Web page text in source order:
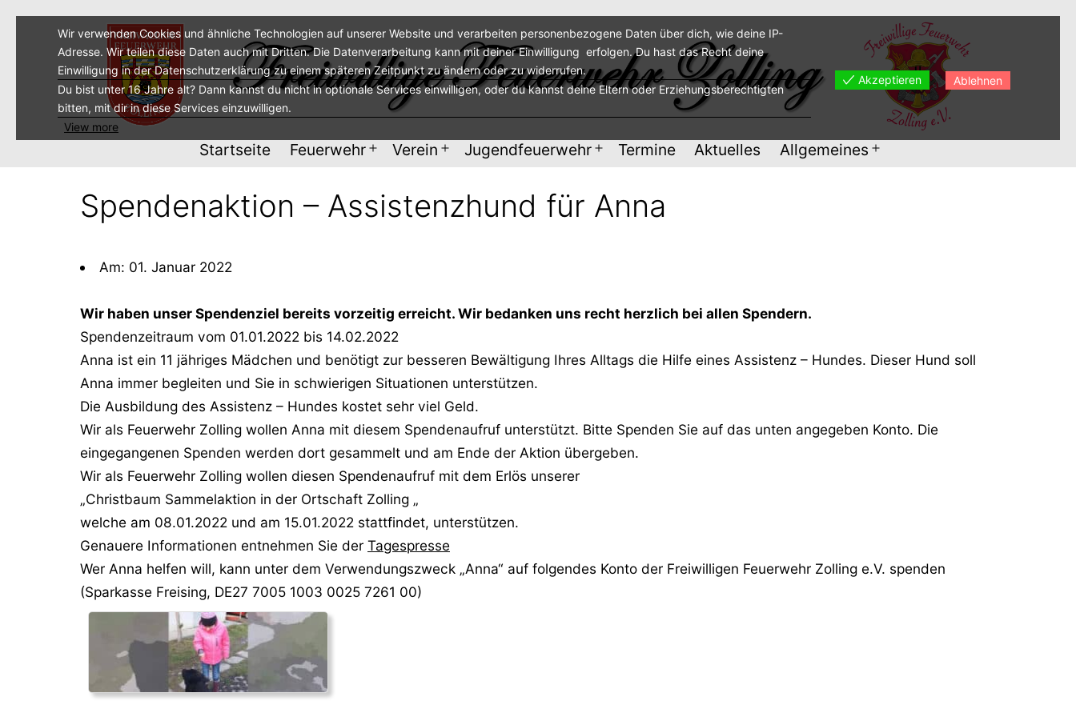
Startseite Feuerwehr MenüVerein MenüJugendfeuerwehr MenüTermine Aktuelles Allgemeines Menü
Spendenaktion – Assistenzhund für Anna
Am: 01. Januar 2022
Wir haben unser Spendenziel bereits vorzeitig erreicht. Wir bedanken uns recht herzlich bei allen Spendern.
Spendenzeitraum vom 01.01.2022 bis 14.02.2022
Anna ist ein 11 jähriges Mädchen und benötigt zur besseren Bewältigung Ihres Alltags die Hilfe eines Assistenz – Hundes. Dieser Hund soll
Anna immer begleiten und Sie in schwierigen Situationen unterstützen.
Die Ausbildung des Assistenz – Hundes kostet sehr viel Geld.
Wir als Feuerwehr Zolling wollen Anna mit diesem Spendenaufruf unterstützt. Bitte Spenden Sie auf das unten angegeben Konto. Die
eingegangenen Spenden werden dort gesammelt und am Ende der Aktion übergeben.
Wir als Feuerwehr Zolling wollen diesen Spendenaufruf mit dem Erlös unserer
„Christbaum Sammelaktion in der Ortschaft Zolling „
welche am 08.01.2022 und am 15.01.2022 stattfindet, unterstützen.
Genauere Informationen entnehmen Sie der Tagespresse
Wer Anna helfen will, kann unter dem Verwendungszweck „Anna“ auf folgendes Konto der Freiwilligen Feuerwehr Zolling e.V. spenden
(Sparkasse Freising, DE27 7005 1003 0025 7261 00)
Wir verwenden Cookies und ähnliche Technologien auf unserer Website und verarbeiten personenbezogene Daten über dich, wie deine IP-
Adresse. Wir teilen diese Daten auch mit Dritten. Die Datenverarbeitung kann mit deiner Einwilligung erfolgen. Du hast das Recht deine
Einwilligung in der Datenschutzerklärung zu einem späteren Zeitpunkt zu ändern oder zu widerrufen.
Du bist unter 16 Jahre alt? Dann kannst du nicht in optionale Services einwilligen, oder du kannst deine Eltern oder Erziehungsberechtigten
bitten, mit dir in diese Services einzuwilligen.
View more
Akzeptieren Ablehnen